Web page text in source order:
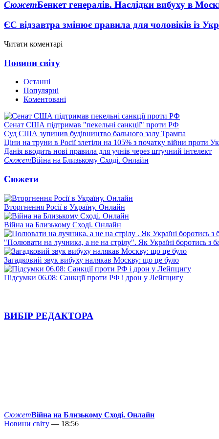
СюжетБенкет генералів. Наслідки вибуху в
ЄС відзавтра змінює правила для чоловіків із
Читати коментарі
Новини світу
Останні
Популярні
Коментовані
Сенат США підтримав "пекельні санкції" проти РФ
Суд США зупинив будівництво бального залу Трампа
Ціни на труни в Росії злетіли на 105% з початку війни проти
Данія вводить нові правила для учнів через штучний інтелект
СюжетВійна на Близькому Сході. Онлайн
Сюжети
Вторгнення Росії в Україну. Онлайн
Війна на Близькому Сході. Онлайн
"Полювати на лучника, а не на стрілу". Як Україні боротись з
Загадковий звук вибуху налякав Москву: що це було
Підсумки 06.08: Санкції проти РФ і дрон у Лейпцигу
ВИБІР РЕДАКТОРА
СюжетВійна на Близькому Сході. Онлайн
Новини світу — 18:56